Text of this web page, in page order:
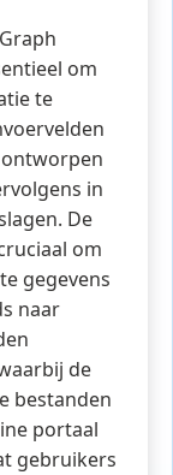
om
te
in
De
om
gegevens
naar
de
bestanden
portaal
gebruikers